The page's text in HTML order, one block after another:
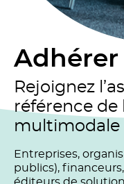
Adhérer
Rejoignez
référence de
multimodale
Entreprises,
publics),
éditeurs de